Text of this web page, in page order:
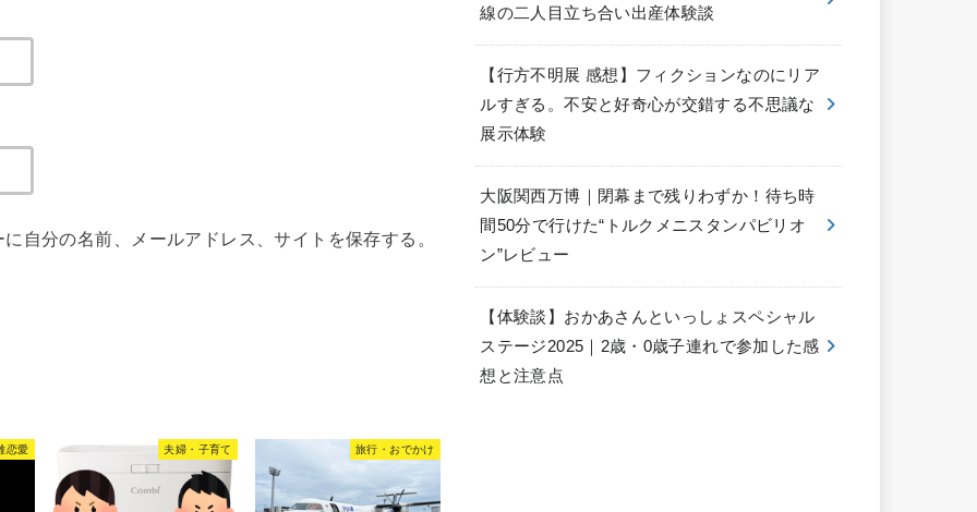
自分の名前、メールアドレス、サイトを保存する。
恋愛 夫婦・子育て 旅行・おでかけ
線の二人目立ち合い出産体験談
【行方不明展 感想】フィクションなのにリア
ルすぎる。不安と好奇心が交錯する不思議な
展示体験
大阪関西万博｜閉幕まで残りわずか！待ち時
間50分で行けた“トルクメニスタンパビリオ
ン”レビュー
【体験談】おかあさんといっしょスペシャル
ステージ2025｜2歳・0歳子連れで参加した感
想と注意点